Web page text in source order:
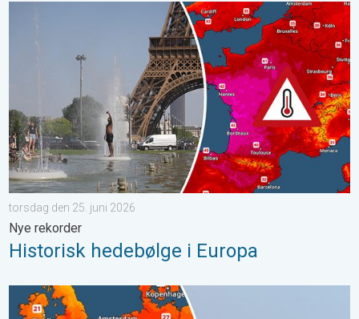
Historisk hedebølge i Europa. Nye rekorder. . . torsdag den
torsdag den 25. juni 2026
Nye rekorder
Historisk hedebølge i Europa
Varmen har stadig Europa i et jerngreb. Regionalt 40 grader. .